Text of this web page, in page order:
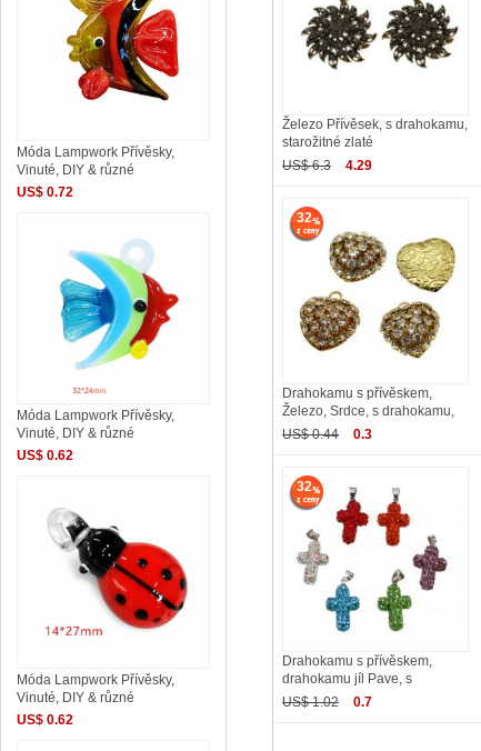
Železo Přívěsek, s drahokamu,
starožitné zlaté
US$ 6.3
4.29
32
Drahokamu s přívěskem,
Železo, Srdce, s drahokamu,
US$ 0.44
0.3
32
Drahokamu s přívěskem,
drahokamu jíl Pave, s
US$ 1.02
0.7
Móda Lampwork Přívěsky,
Vinuté, DIY & různé
US$ 0.72
Móda Lampwork Přívěsky,
Vinuté, DIY & různé
US$ 0.62
Móda Lampwork Přívěsky,
Vinuté, DIY & různé
US$ 0.62